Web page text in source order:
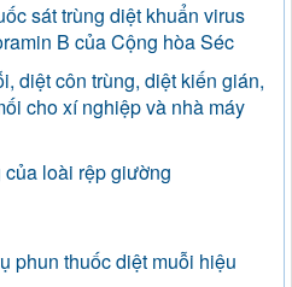
sát trùng diệt khuẩn virus
B của Cộng hòa Séc
diệt côn trùng, diệt kiến gián,
cho xí nghiệp và nhà máy
loài rệp giường
phun thuốc diệt muỗi hiệu